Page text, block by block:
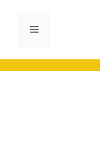
فهرست